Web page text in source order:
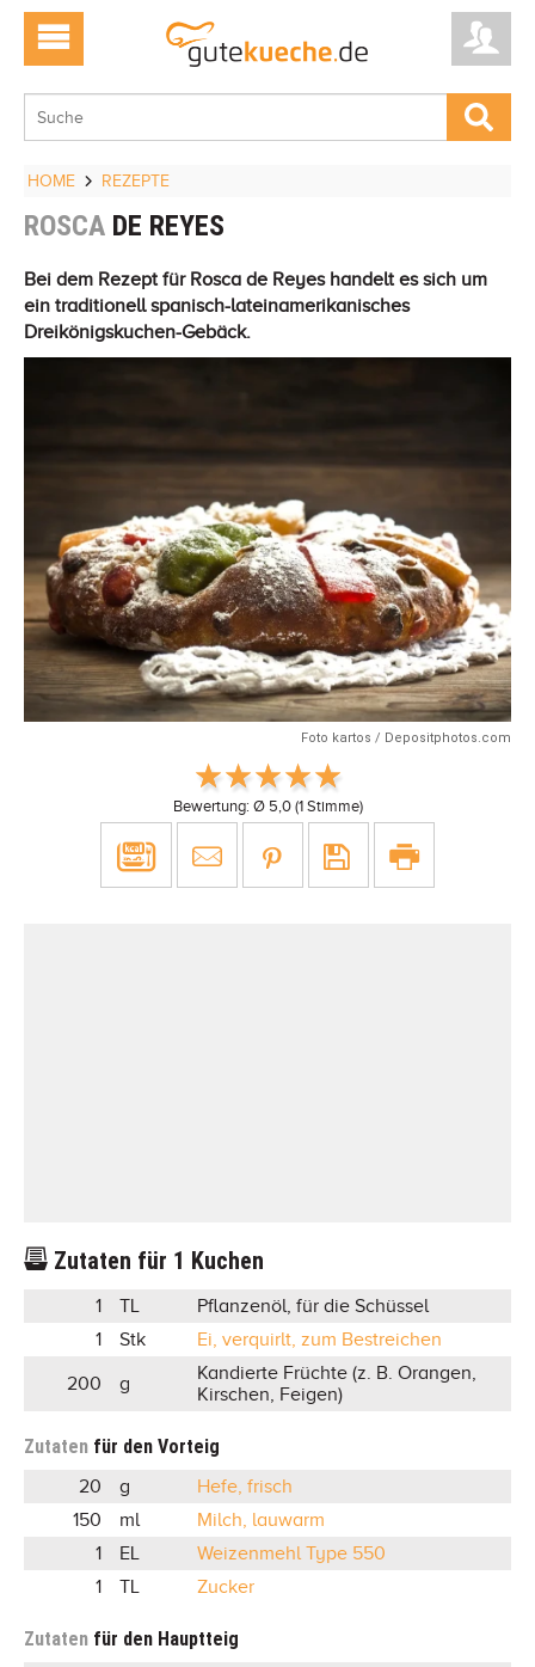
HOME REZEPTE
ROSCA DE REYES
Bei dem Rezept für Rosca de Reyes handelt es sich um
ein traditionell spanisch-lateinamerikanisches
Dreikönigskuchen-Gebäck.
Foto kartos / Depositphotos.com
Bewertung: Ø 5,0(1 Stimme)
Zutaten für 1 Kuchen
1 TL
Pflanzenöl, für die Schüssel
1
Stk Ei, verquirlt, zum Bestreichen
200 g
Kandierte Früchte (z. B. Orangen,
Kirschen, Feigen)
Zutaten für den Vorteig
20 g
Hefe, frisch
150
ml
Milch, lauwarm
1
EL
Weizenmehl Type 550
1
TL Zucker
Zutaten für den Hauptteig